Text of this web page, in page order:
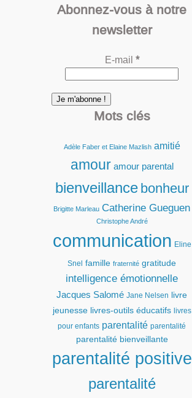
Abonnez-vous à notre
newsletter
E-mail *
Mots clés
Adèle Faber et Elaine Mazlish amitié
amour amour parental
bienveillance bonheur
Brigitte Marleau Catherine Gueguen
Christophe André
communication Eline
Snel famille fraternité gratitude
intelligence émotionnelle
Jacques Salomé Jane Nelsen
livre
jeunesse livres-outils éducatifs livres
pour enfants parentalité parentalité
parentalité bienveillante
parentalité positive
parentalité